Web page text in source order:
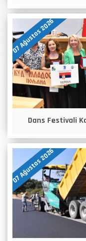
07 Ağustos 2026
Dans Festivali
07 Ağustos 2026